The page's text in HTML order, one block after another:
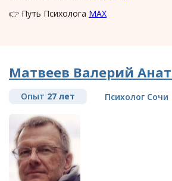
👉 Путь Психолога MAX
Матвеев Валерий
Опыт 27 лет Психолог Сочи